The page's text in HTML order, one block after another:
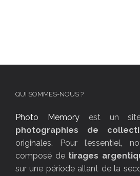
QUI SOMMES-NOUS ?
Photo Memoryest un
photographies de
originales. Pour l’essentiel,
composé de tirages
sur une période allant de la